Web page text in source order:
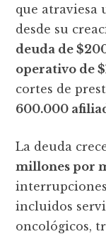
que atraviesa
desde su
deuda de
operativo de
cortes de
600.000
La deuda
millones por
incluidos
oncológicos,